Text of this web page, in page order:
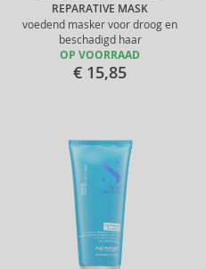
REPARATIVE MASK
voedend masker voor droog en
beschadigd haar
OP VOORRAAD
€ 15,85